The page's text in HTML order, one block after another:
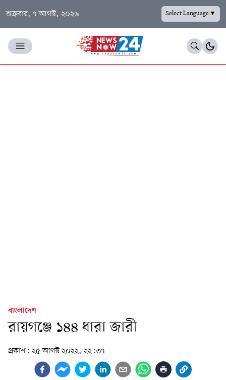
শুক্রবার, ৭ আগস্ট, ২০২৬ Select Language▼
বাংলাদেশ
রায়গঞ্জে ১৪৪ ধারা জারী
প্রকাশ: ২৫ আগস্ট ২০২২, ২২:৩৭